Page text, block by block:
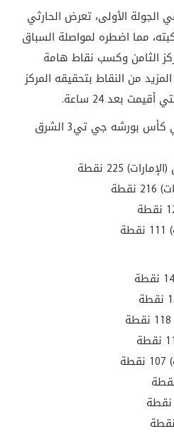
الأولى، تعرض الحارثي
مما اضطره لمواصلة السباق
الثامن وكسب نقاط هامة
من النقاط بتحقيقه المركز
بعد 24 ساعة.
الترتيب العام للفرق – تحدي كأس بورشه جي تي3 الشرق